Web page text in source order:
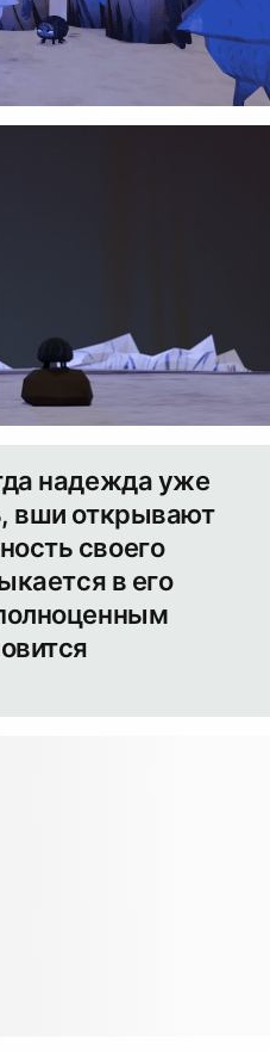
надежда уже
вши открывают
своего
в его